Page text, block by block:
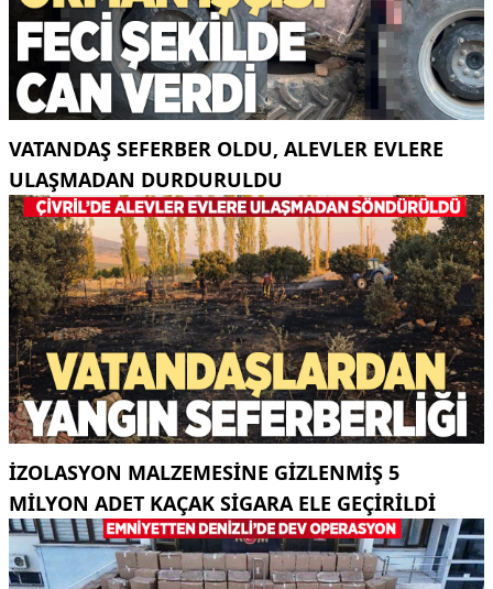
VATANDAŞ SEFERBER OLDU, ALEVLER EVLERE
ULAŞMADAN DURDURULDU
İZOLASYON MALZEMESINE GIZLENMIŞ 5
MILYON ADET KAÇAK SIGARA ELE GEÇIRILDI